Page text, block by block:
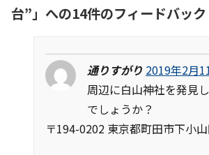
台”」への14件のフィードバック
通りすがり 2019年2月
周辺に白山神社を発見
でしょうか？
〒194-0202 東京都町田市下小